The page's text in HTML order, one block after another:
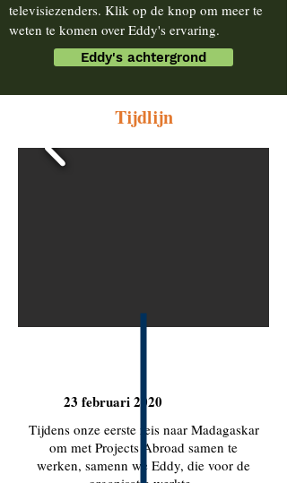
televisiezenders. Klik op de knop om meer te
weten te komen over Eddy's ervaring.
Eddy's achtergrond
Tijdlijn
23 februari 2020
Tijdens onze eerste reis naar Madagaskar
om met Projects Abroad samen te
werken, samenn we Eddy, die voor de